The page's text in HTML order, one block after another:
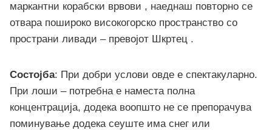
маркантни корабски врвови , наеднаш повторно се
отвара пошироко високогорско пространство со
пространи ливади – превојот Шкртец .
Состојба: При добри услови овде е спектакуларно.
При лоши – потребна е наместа полна
концентрација, додека воопшто не се препорачува
поминување додека сеуште има снег или